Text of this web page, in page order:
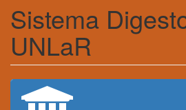
Sistema
UNLaR